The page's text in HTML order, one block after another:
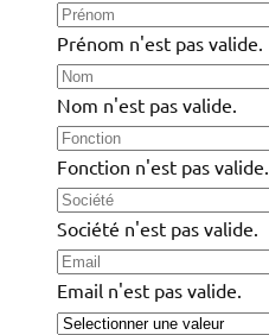
Prénom n'est pas valide.
Nom n'est pas valide.
Fonction n'est pas valide.
Société n'est pas valide.
Email n'est pas valide.